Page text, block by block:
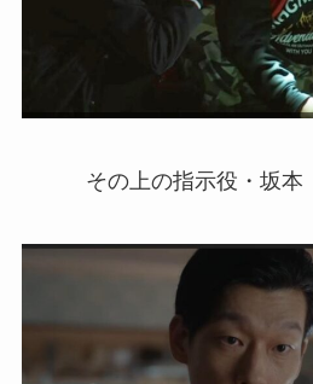
その上の指示役・坂本